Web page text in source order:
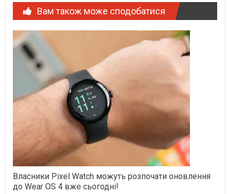
Вам також може сподобатися
Власники Pixel Watch можуть розпочати оновлення
до Wear OS 4 вже сьогодні!